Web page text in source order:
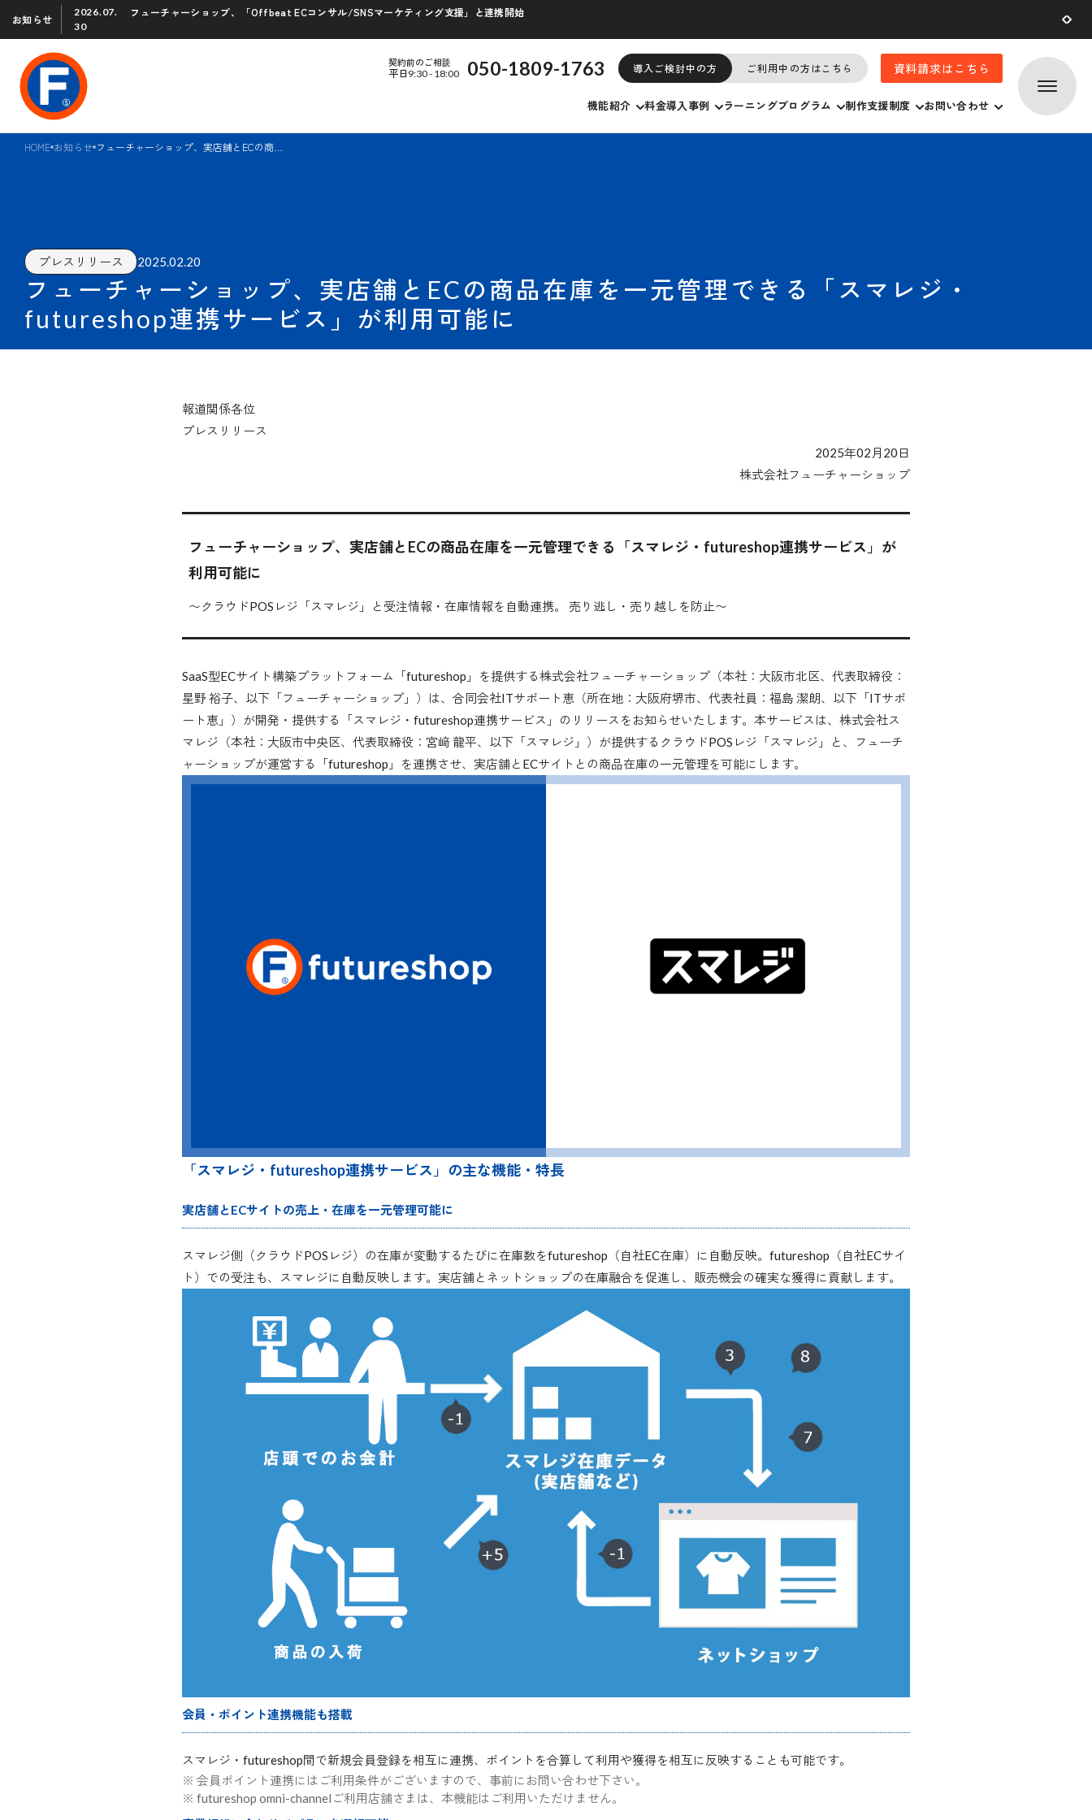
お知らせ
2026.07.
30
フューチャーショップ、「Offbeat ECコンサル/SNSマーケティング支援」と連携開始
契約前のご相談 050-1809-1763
平日9:30 - 18:00 導入ご検討中の方 ご利用中の方はこちら 資料請求はこちら
機能紹介 料金導入事例 ラーニングプログラム 制作支援制度 お問い合わせ
HOME お知らせ
プレスリリース 2025.02.20
フューチャーショップ、実店舗とECの商品在庫を一元管理できる「スマレジ・
futureshop連携サービス」が利用可能に
報道関係各位
プレスリリース
2025年02月20日
株式会社フューチャーショップ
フューチャーショップ、実店舗とECの商品在庫を一元管理できる「スマレジ・futureshop連携サービス」が
利用可能に
〜クラウドPOSレジ「スマレジ」と受注情報・在庫情報を自動連携。 売り逃し・売り越しを防止〜
SaaS型ECサイト構築プラットフォーム「futureshop」を提供する株式会社フューチャーショップ（本社：大阪市北区、代表取締役：
星野 裕子、以下「フューチャーショップ」）は、合同会社ITサポート恵（所在地：大阪府堺市、代表社員：福島 潔朗、以下「ITサポ
ート恵」）が開発・提供する「スマレジ・futureshop連携サービス」のリリースをお知らせいたします。本サービスは、株式会社ス
マレジ（本社：大阪市中央区、代表取締役：宮﨑 龍平、以下「スマレジ」）が提供するクラウドPOSレジ「スマレジ」と、フューチ
ャーショップが運営する「futureshop」を連携させ、実店舗とECサイトとの商品在庫の一元管理を可能にします。
「スマレジ・futureshop連携サービス」の主な機能・特長
実店舗とECサイトの売上・在庫を一元管理可能に
スマレジ側（クラウドPOSレジ）の在庫が変動するたびに在庫数をfutureshop（自社EC在庫）に自動反映。futureshop（自社ECサイ
ト）での受注も、スマレジに自動反映します。実店舗とネットショップの在庫融合を促進し、販売機会の確実な獲得に貢献します。
会員・ポイント連携機能も搭載
スマレジ・futureshop間で新規会員登録を相互に連携、ポイントを合算して利用や獲得を相互に反映することも可能です。
会員ポイント連携にはご利用条件がございますので、事前にお問い合わせ下さい。
futureshop omni-channelご利用店舗さまは、本機能はご利用いただけません。